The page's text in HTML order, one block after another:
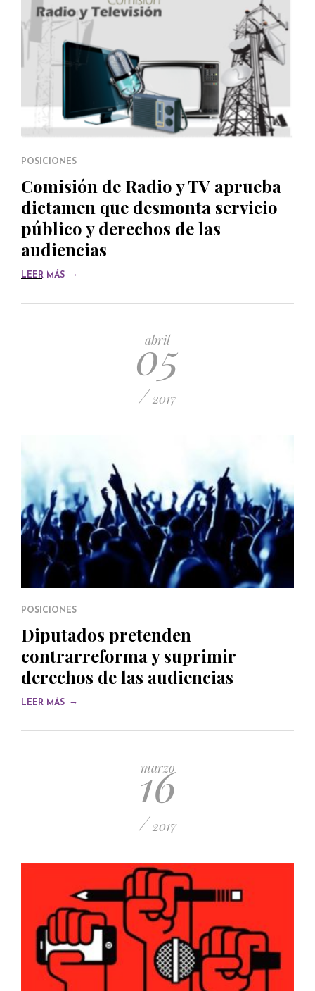
POSICIONES
Comisión de Radio y TV aprueba
dictamen que desmonta servicio
público y derechos de las
audiencias
LEER MÁS →
abril
05
/ 2017
POSICIONES
Diputados pretenden
contrarreforma y suprimir
derechos de las audiencias
LEER MÁS →
marzo
16
/ 2017